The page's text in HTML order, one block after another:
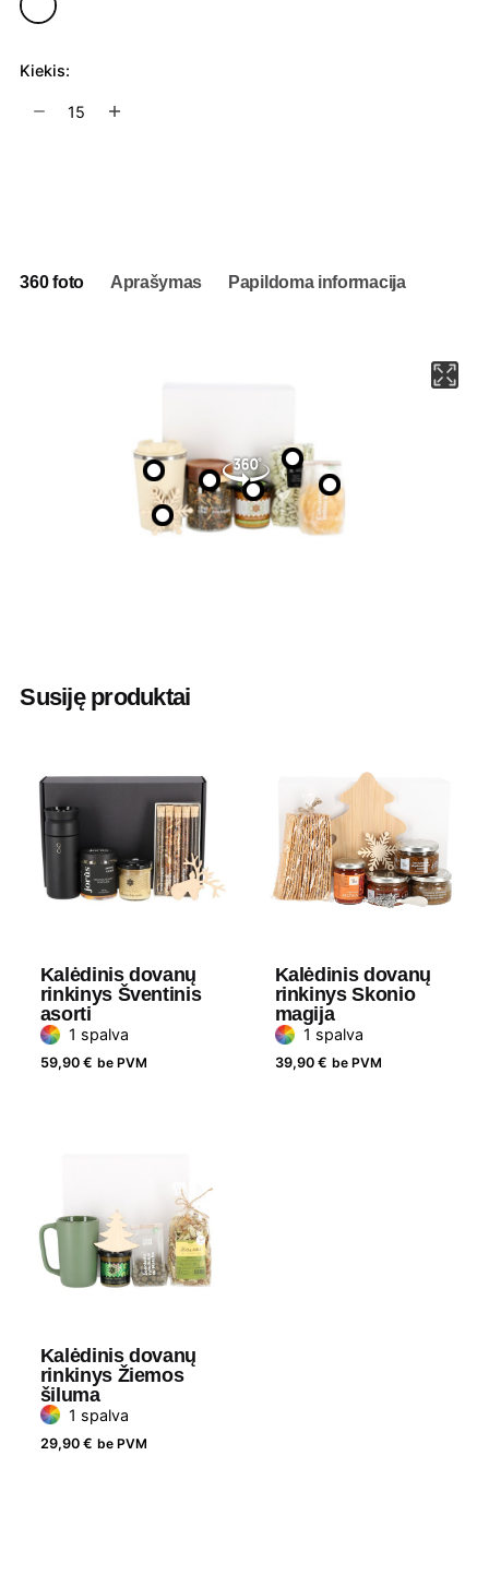
Kiekis:
produkto
360 foto Aprašymas Papildoma informacija
spauda
Plotis
Susiję produktai
Kalėdinis dovanų
rinkinys Šventinis
asorti
1 spalva
59,90 € be PVM
Kalėdinis dovanų
rinkinys Skonio
magija
1 spalva
39,90 € be PVM
Kalėdinis dovanų
rinkinys Žiemos
šiluma
1 spalva
29,90 € be PVM